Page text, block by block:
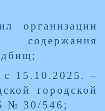
организации
с 15.10.2025. –
городской
№ 30/546;